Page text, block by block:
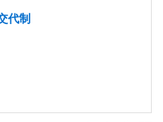
代制